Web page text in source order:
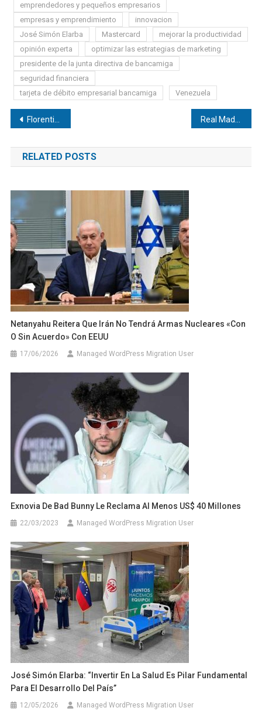
emprendedores y pequeños empresarios
empresas y emprendimiento
innovacion
José Simón Elarba
Mastercard
mejorar la productividad
opinión experta
optimizar las estrategias de marketing
presidente de la junta directiva de bancamiga
seguridad financiera
tarjeta de débito empresarial bancamiga
Venezuela
Navegación
de
entradas
Florentino Pérez elogió el estreno con gol de Mbappé Real Madrid se convirtió en el ganador histórico de la Supercopa de Europa
RELATED POSTS
Netanyahu Reitera Que Irán No Tendrá Armas Nucleares «con
O Sin Acuerdo» Con EEUU
17/06/2026 Managed WordPress Migration User
Exnovia De Bad Bunny Le Reclama Al Menos US$ 40 Millones
22/03/2023 Managed WordPress Migration User
José Simón Elarba: “Invertir En La Salud Es Pilar Fundamental
Para El Desarrollo Del País”
12/05/2026 Managed WordPress Migration User